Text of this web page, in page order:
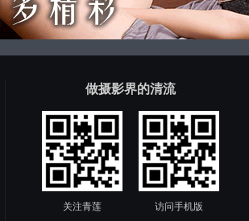
做摄影界的清流
关注青莲 访问手机版